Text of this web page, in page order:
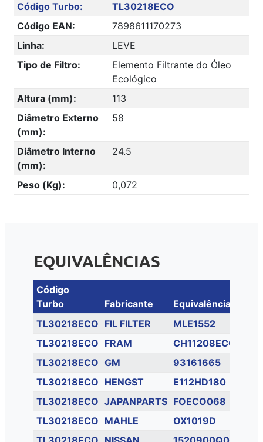
Código Turbo:
TL30218ECO
Código EAN:
7898611170273
Linha:
LEVE
Tipo de Filtro:
Elemento Filtrante do Óleo
Ecológico
Altura (mm):
113
Diâmetro Externo
(mm):
58
Diâmetro Interno
(mm):
24.5
Peso (Kg): 0,072
EQUIVALÊNCIAS
Código
Turbo
Fabricante
Equivalência
TL30218ECO FIL FILTER
MLE1552
TL30218ECO FRAM
CH11208ECO
TL30218ECO GM
93161665
TL30218ECO HENGST
E112HD180
TL30218ECO JAPANPARTS FOECO068
TL30218ECO MAHLE
OX1019D